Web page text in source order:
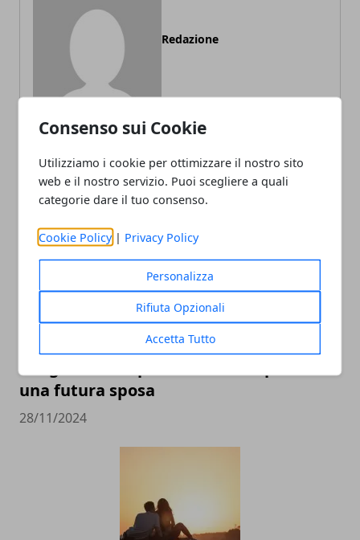
Consenso sui Cookie
Utilizziamo i cookie per ottimizzare il nostro sito
web e il nostro servizio. Puoi scegliere a quali
categorie dare il tuo consenso.
Cookie Policy | Privacy Policy
Personalizza
Rifiuta Opzionali
Accetta Tutto
Redazione
ARTICOLI CORRELATI
una futura sposa
28/11/2024